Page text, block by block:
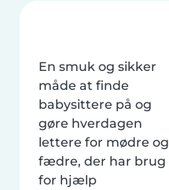
En smuk og sikker
måde at finde
babysittere på og
gøre hverdagen
lettere for mødre og
fædre, der har brug
for hjælp